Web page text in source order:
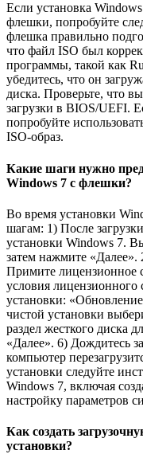
Если установка
флешки, попробуйте
флешка правильно
что файл ISO был
программы, такой как
убедитесь, что он
диска. Проверьте, что
загрузки в BIOS/UEFI.
попробуйте
ISO-образ.
Какие шаги нужно
Windows 7 с флешки?
Во время установки
шагам: 1) После
установки Windows 7.
затем нажмите
Примите лицензионное
условия
установки:
чистой установки
раздел жесткого диска
«Далее». 6) Дождитесь
компьютер
установки следуйте
Windows 7, включая
настройку параметров
Как создать
установки?